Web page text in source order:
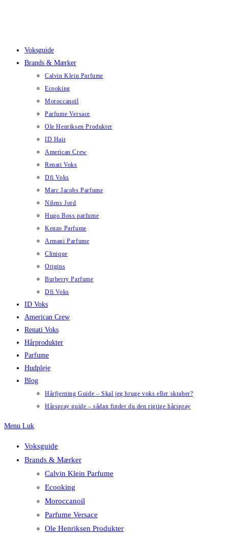
Voksguide
Brands & Mærker
Calvin Klein Parfume
Ecooking
Moroccanoil
Parfume Versace
Ole Henriksen Produkter
ID Hair
American Crew
Renati Voks
Dfi Voks
Marc Jacobs Parfume
Nilens Jord
Hugo Boss parfume
Kenzo Parfume
Armani Parfume
Clinique
Origins
Burberry Parfume
Dfi Voks
ID Voks
American Crew
Renati Voks
Hårprodukter
Parfume
Hudpleje
Blog
Hårfjerning Guide – Skal jeg bruge voks eller skraber?
Hårspray guide – sådan finder du den rigtige hårspray
Menu Luk
Voksguide
Brands & Mærker
Calvin Klein Parfume
Ecooking
Moroccanoil
Parfume Versace
Ole Henriksen Produkter